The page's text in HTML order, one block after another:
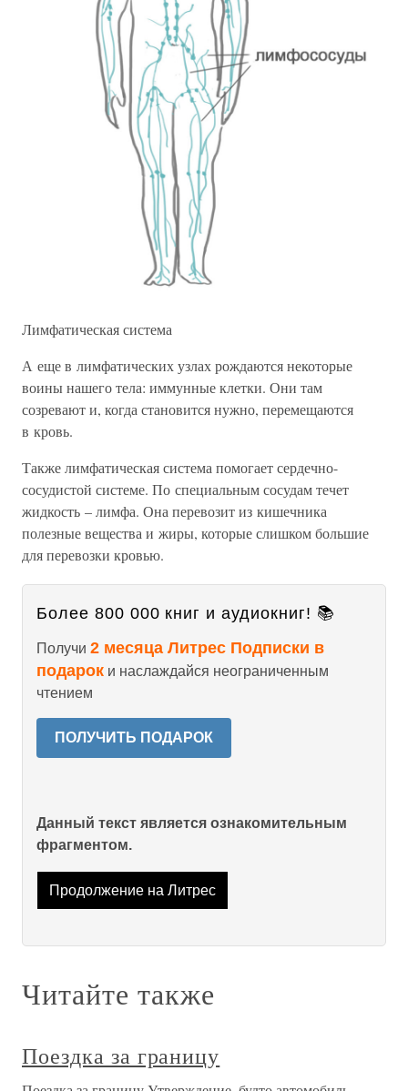
Лимфатическая система
А еще в лимфатических узлах рождаются некоторые
воины нашего тела: иммунные клетки. Они там
созревают и, когда становится нужно, перемещаются
в кровь.
Также лимфатическая система помогает сердечно-
сосудистой системе. По специальным сосудам течет
жидкость – лимфа. Она перевозит из кишечника
полезные вещества и жиры, которые слишком большие
для перевозки кровью.
Более 800 000 книг и аудиокниг! 📚
Получи 2 месяца Литрес Подписки в
подарок и наслаждайся неограниченным
чтением
ПОЛУЧИТЬ ПОДАРОК
Данный текст является ознакомительным
фрагментом.
Продолжение на Литрес
Читайте также
Поездка за границу